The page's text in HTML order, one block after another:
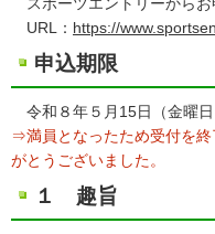
スポーツエントリーからお
URL： https://
申込期限
令和８年５月15日（金曜日
⇒満員となったため受付を終
がとうございました。
１ 趣旨